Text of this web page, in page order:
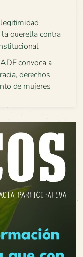
querella contra
convoca a
derechos
de mujeres